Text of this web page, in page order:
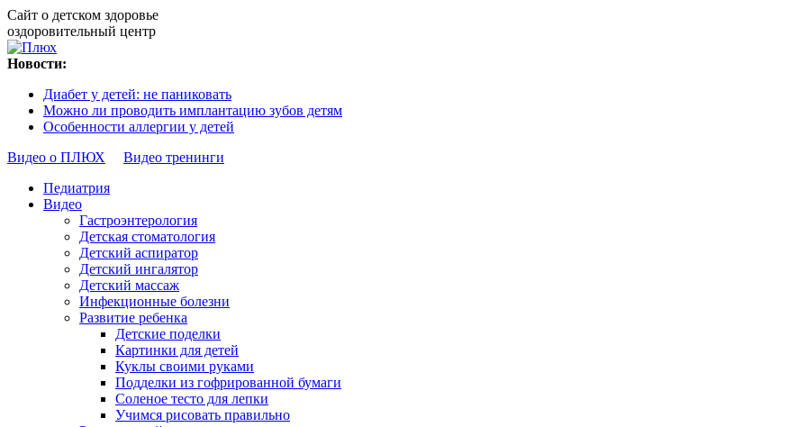
Сайт о детском здоровье
оздоровительный центр
Новости:
Диабет у детей: не паниковать
Можно ли проводить имплантацию зубов детям
Особенности аллергии у детей
Видео о ПЛЮХ
Видео тренинги
Педиатрия
Видео
Гастроэнтерология
Детская стоматология
Детский аспиратор
Детский ингалятор
Детский массаж
Инфекционные болезни
Развитие ребенка
Детские поделки
Картинки для детей
Куклы своими руками
Подделки из гофрированной бумаги
Соленое тесто для лепки
Учимся рисовать правильно